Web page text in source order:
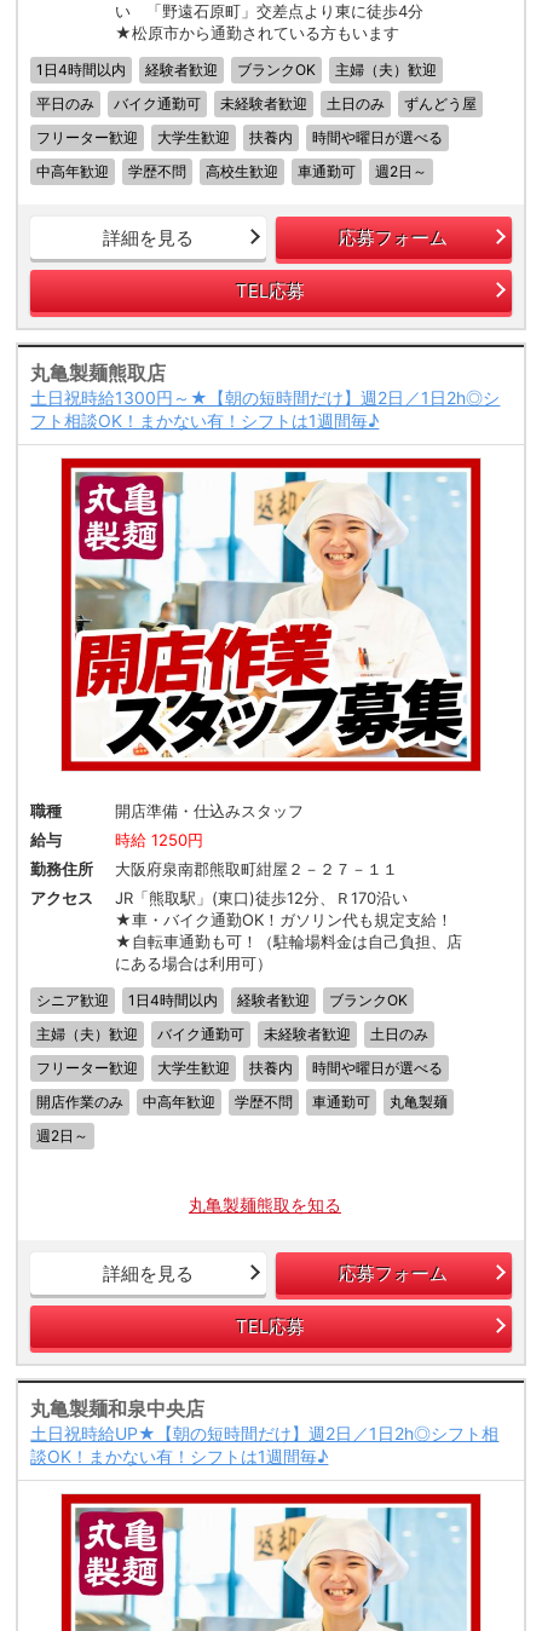
い 「野遠石原町」交差点より東に徒歩4分
★松原市から通勤されている方もいます
1日4時間以内 経験者歓迎 ブランクOK
主婦（夫）歓迎
平日のみ
バイク通勤可 未経験者歓迎 土日のみ
ずんどう屋
フリーター歓迎
大学生歓迎 扶養内
時間や曜日が選べる
中高年歓迎
学歴不問 高校生歓迎 車通勤可 週2日～
詳細を見る 応募フォーム
TEL応募
丸亀製麺熊取店
土日祝時給1300円～★【朝の短時間だけ】週2日／1日2h◎シ
フト相談OK！まかない有！シフトは1週間毎♪
職種
開店準備・仕込みスタッフ
給与
時給 1250円
勤務住所
大阪府泉南郡熊取町紺屋２－２７－１１
アクセス
JR「熊取駅」(東口)徒歩12分、Ｒ170沿い
★車・バイク通勤OK！ガソリン代も規定支給！
★自転車通勤も可！（駐輪場料金は自己負担、店
にある場合は利用可）
シニア歓迎 1日4時間以内 経験者歓迎
ブランクOK
主婦（夫）歓迎
バイク通勤可 未経験者歓迎
土日のみ
フリーター歓迎
大学生歓迎 扶養内
時間や曜日が選べる
開店作業のみ
中高年歓迎 学歴不問 車通勤可
丸亀製麺
週2日～
丸亀製麺熊取を知る
詳細を見る 応募フォーム
TEL応募
丸亀製麺和泉中央店
土日祝時給UP★【朝の短時間だけ】週2日／1日2h◎シフト相
談OK！まかない有！シフトは1週間毎♪